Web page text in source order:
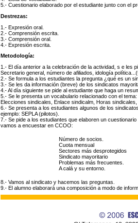
5.- Cuestionario elaborado por el estudiante junto con el
Destrezas:
1.- Expresión oral.
2.- Comprensión escrita.
3.- Comprensión oral.
4.- Expresión escrita.
Metodología:
1.- El día anterior a la celebración de la actividad, s e les
Secretario general, número de afiliados, idología
2.- Se formula a los estudiantes la pregunta ¿qué es un
3.- Se les da información (breve) de los sindicatos
4.- Al día siguiente se pide al estudiante que haga un
5.- Se le presenta un vocabulario relacionado con el
Elecciones sindicales, Enlace sindicalm, Horas
6.- Se presenta a los estudiantes algunos de los
ejemplo: SEPLA (pilotos).
7.- Se pide a los estudiantes que elaboren un
vamos a encuestar en CCOO:
Número de socios.
Cuota mensual
Sectores más desprotegidos
Sindicato mayoritario
Problemas más frecuentes.
A calá y su entorno.
8.- Vamos al sindicato y hacemos las preguntas.
9.- El alumno elaborará una composición a modo de